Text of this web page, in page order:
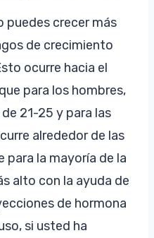
puedes crecer más
de crecimiento
ocurre hacia el
para los hombres,
21-25 y para las
alrededor de las
para la mayoría de la
alto con la ayuda de
de hormona
si usted ha